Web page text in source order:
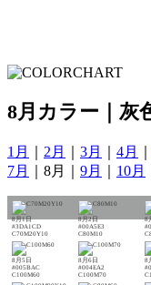
8月カラー｜灰
1月 2月 3月 4月
7月
｜8月｜ 9月 10月
8月1日
#3DA1CD
C70M20Y10
8月2日
#00A5E3
C80M10
8
8月5日
#005BAC
C100M60
8月6日
#004EA2
C100M70
8